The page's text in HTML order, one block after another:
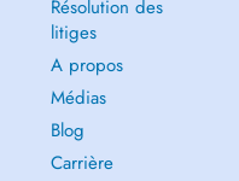
Résolution des
litiges
A propos
Médias
Blog
Carrière